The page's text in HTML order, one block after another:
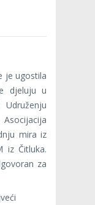
je ugostila
djeluju u
mira iz
iz Čitluka.
za